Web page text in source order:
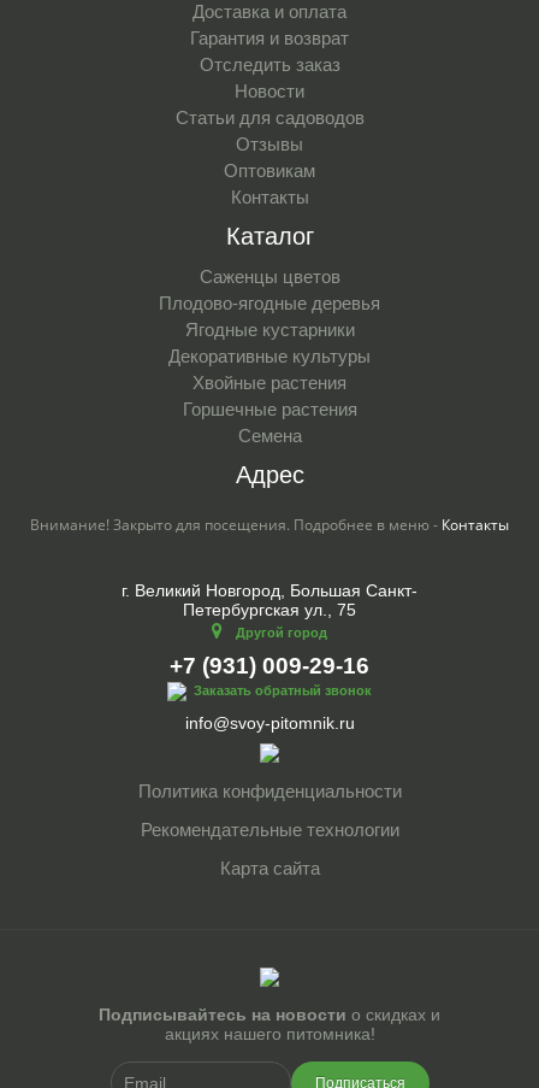
Доставка и оплата
Гарантия и возврат
Отследить заказ
Новости
Статьи для садоводов
Отзывы
Оптовикам
Контакты
Каталог
Саженцы цветов
Плодово-ягодные деревья
Ягодные кустарники
Декоративные культуры
Хвойные растения
Горшечные растения
Семена
Адрес
Внимание! Закрыто для посещения. Подробнее в меню - Контакты
г. Великий Новгород, Большая Санкт-
Петербургская ул., 75
Другой город
+7 (931) 009-29-16
Заказать обратный звонок
info@svoy-pitomnik.ru
Политика конфиденциальности
Рекомендательные технологии
Карта сайта
Подписывайтесь на новости о скидках и
акциях нашего питомника!
Подписаться